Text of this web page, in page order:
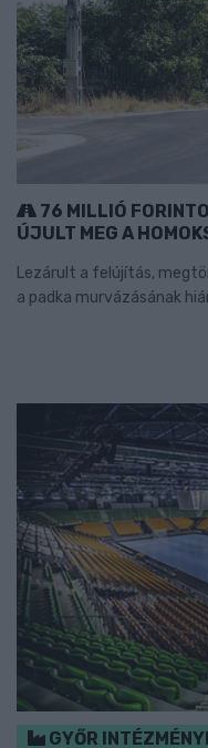
76 MILLIÓ
ÚJULT MEG A
Lezárult a felújítás,
a padka murvázásának
GYŐR